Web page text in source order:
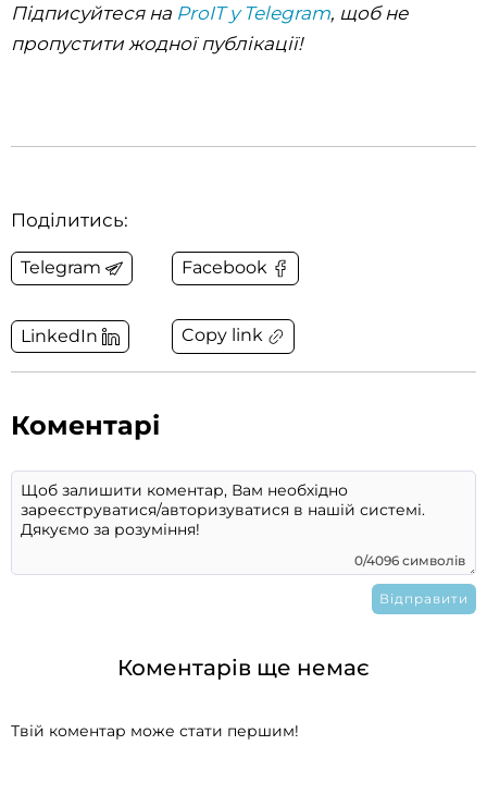
Підписуйтеся на ProIT у Telegram, щоб не
пропустити жодної публікації!
Поділитись:
Telegram Facebook
LinkedIn Copy link
Коментарі
0/4096 символів
Коментарів ще немає
Твій коментар може стати першим!